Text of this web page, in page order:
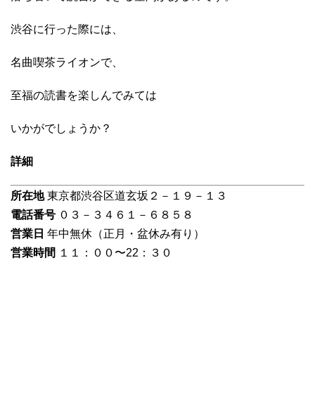
渋谷に行った際には、
名曲喫茶ライオンで、
至福の読書を楽しんでみては
いかがでしょうか？
詳細
所在地東京都渋谷区道玄坂２－１９－１３
電話番号 ０３－３４６１－６８５８
営業日 年中無休（正月・盆休み有り）
営業時間 １１：００〜22：３０